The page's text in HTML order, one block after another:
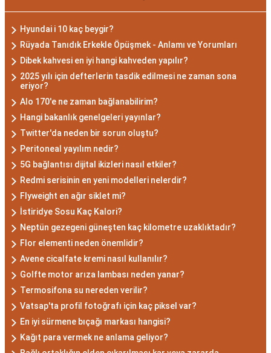
tarihleri arasında doğanları ifade eder. Bu
dönemde doğan bireyler genellikle gizemli ve
derin düşünce yapısına sahiptir. Akrep
burcunun temel özellikleri arasında kararlılık,
cesaret ve tutku bulunur. Akrepler, hedeflerine
ulaşmak için kararlılıkla çalışan bireylerdir.
Aynı zamanda, zekalarını ve keskin gözlem
yeteneklerini kullanarak çözüm odaklıdırlar.
Akrep Burcu Erkeği
Özellikleri: Güçlü ve
Karizmatik
Akrep burcu erkeği, genellikle güçlü bir
karaktere ve derin bir içsel güce sahiptir.
Karizmatik ve etkileyici kişilikleriyle dikkat
çekerler. Akrep burcu erkekleri, duygusal
derinlikleri ve tutkulu yaklaşımlarıyla
ilişkilerde derin bağlar kurabilirler. Ancak,
bazen kıskançlık eğilimleri de gösterebilirler.
Akrep Burcu Kadını
Hyundai i 10 kaç beygir?
Rüyada Tanıdık Erkekle Öpüşmek - Anlamı ve Yorumları
Dibek kahvesi en iyi hangi kahveden yapılır?
2025 yılı için defterlerin tasdik edilmesi ne zaman sona
eriyor?
Alo 170'e ne zaman bağlanabilirim?
Hangi bakanlık genelgeleri yayınlar?
Twitter'da neden bir sorun oluştu?
Peritoneal yayılım nedir?
5G bağlantısı dijital ikizleri nasıl etkiler?
Redmi serisinin en yeni modelleri nelerdir?
Flyweight en ağır siklet mi?
İstiridye Sosu Kaç Kalori?
Neptün gezegeni güneşten kaç kilometre uzaklıktadır?
Flor elementi neden önemlidir?
Avene cicalfate kremi nasıl kullanılır?
Golfte motor arıza lambası neden yanar?
Termosifona su nereden verilir?
Vatsap'ta profil fotoğrafı için kaç piksel var?
En iyi sürmene bıçağı markası hangisi?
Kağıt para vermek ne anlama geliyor?